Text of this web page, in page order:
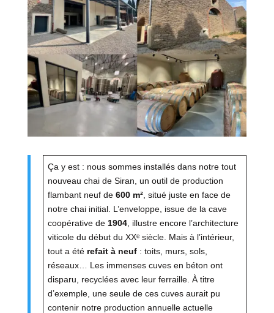
Ça y est : nous sommes installés dans notre tout
nouveau chai de Siran, un outil de production
flambant neuf de 600 m², situé juste en face de
notre chai initial. L’enveloppe, issue de la cave
coopérative de 1904, illustre encore l’architecture
viticole du début du XXᵉ siècle. Mais à l’intérieur,
tout a été refait à neuf: toits, murs, sols,
réseaux… Les immenses cuves en béton ont
disparu, recyclées avec leur ferraille. À titre
d’exemple, une seule de ces cuves aurait pu
contenir notre production annuelle actuelle